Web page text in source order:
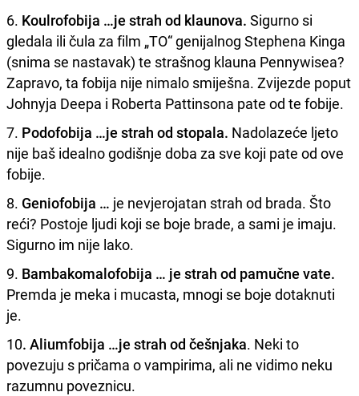
6. Koulrofobija …je strah od klaunova. Sigurno si
gledala ili čula za film „TO“ genijalnog Stephena Kinga
(snima se nastavak) te strašnog klauna Pennywisea?
Zapravo, ta fobija nije nimalo smiješna. Zvijezde poput
Johnyja Deepa i Roberta Pattinsona pate od te fobije.
7. Podofobija …je strah od stopala. Nadolazeće ljeto
nije baš idealno godišnje doba za sve koji pate od ove
fobije.
8. Geniofobija … je nevjerojatan strah od brada. Što
reći? Postoje ljudi koji se boje brade, a sami je imaju.
Sigurno im nije lako.
9. Bambakomalofobija … je strah od pamučne vate.
Premda je meka i mucasta, mnogi se boje dotaknuti
je.
10. Aliumfobija …je strah od češnjaka. Neki to
povezuju s pričama o vampirima, ali ne vidimo neku
razumnu poveznicu.